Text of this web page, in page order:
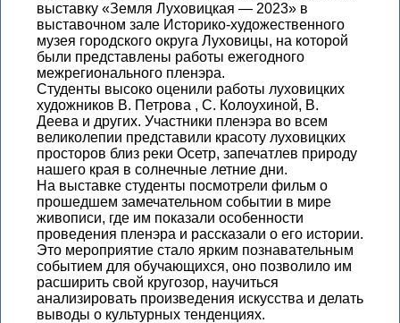
выставку «Земля Луховицкая — 2023» в
выставочном зале Историко-художественного
музея городского округа Луховицы, на которой
были представлены работы ежегодного
межрегионального пленэра.
Студенты высоко оценили работы луховицких
художников В. Петрова , С. Колоухиной, В.
Деева и других. Участники пленэра во всем
великолепии представили красоту луховицких
просторов близ реки Осетр, запечатлев природу
нашего края в солнечные летние дни.
На выставке студенты посмотрели фильм о
прошедшем замечательном событии в мире
живописи, где им показали особенности
проведения пленэра и рассказали о его истории.
Это мероприятие стало ярким познавательным
событием для обучающихся, оно позволило им
расширить свой кругозор, научиться
анализировать произведения искусства и делать
выводы о культурных тенденциях.